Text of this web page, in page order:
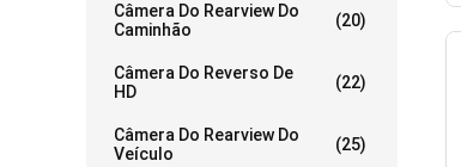
Câmera Do Rearview Do
Caminhão
(20)
Câmera Do Reverso De
HD
(22)
Câmera Do Rearview Do
Veículo
(25)